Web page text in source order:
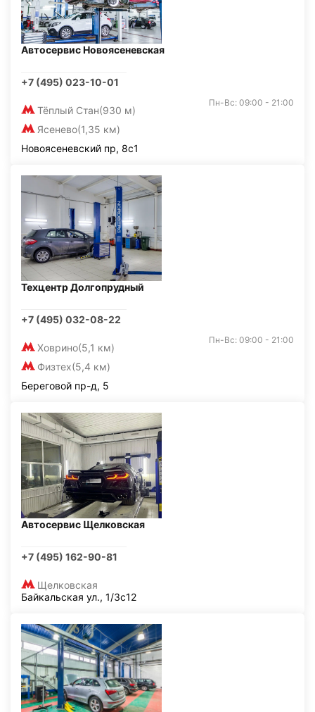
Автосервис Новоясеневская
+7 (495) 023-10-01
Тёплый Стан(930 м)
Ясенево(1,35 км)
Пн-Вс: 09:00 - 21:00
Новоясеневский пр, 8с1
Техцентр Долгопрудный
+7 (495) 032-08-22
Ховрино(5,1 км)
Физтех(5,4 км)
Пн-Вс: 09:00 - 21:00
Береговой пр-д, 5
Автосервис Щелковская
+7 (495) 162-90-81
Щелковская
Байкальская ул., 1/3с12